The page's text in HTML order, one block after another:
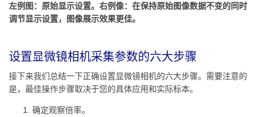
左例图：原始显示设置。右例像：在保持原始图像数据不变的同时
调节显示设置，图像展示效果更佳。
设置显微镜相机采集参数的六大步骤
接下来我们总结一下正确设置显微镜相机的六大步骤。需要注意的
是，最佳操作步骤取决于您的具体应用和实际标本。
确定观察倍率。